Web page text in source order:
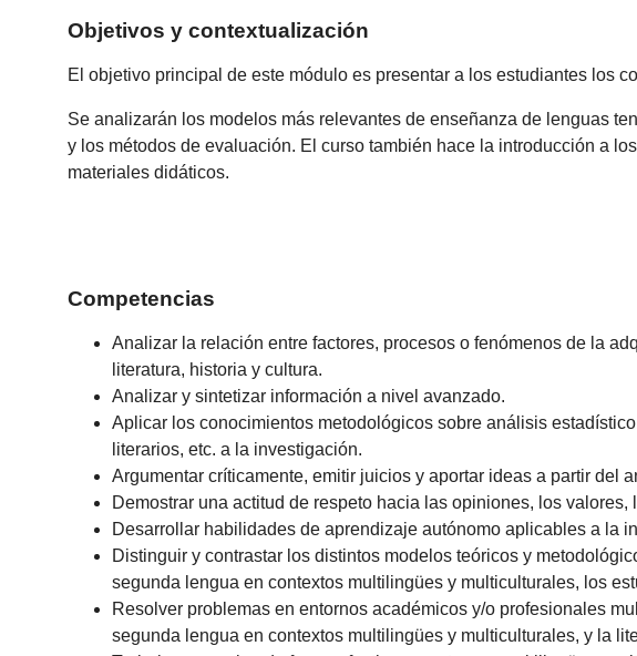
Objetivos y contextualización
El objetivo principal de este módulo es presentar a los estudiantes los
Se analizarán los modelos más relevantes de enseñanza de lenguas
y los métodos de evaluación. El curso también hace la introducción a
materiales didáticos.
Competencias
Analizar la relación entre factores, procesos o fenómenos de la
literatura, historia y cultura.
Analizar y sintetizar información a nivel avanzado.
Aplicar los conocimientos metodológicos sobre análisis
literarios, etc. a la investigación.
Argumentar críticamente, emitir juicios y aportar ideas a partir del
Demostrar una actitud de respeto hacia las opiniones, los
Desarrollar habilidades de aprendizaje autónomo aplicables a la
Distinguir y contrastar los distintos modelos teóricos y
segunda lengua en contextos multilingües y multiculturales, los
Resolver problemas en entornos académicos y/o profesionales
segunda lengua en contextos multilingües y multiculturales, y la